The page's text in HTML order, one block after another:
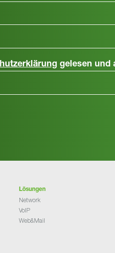
gelesen und
Lösungen
Network
VoIP
Web&Mail